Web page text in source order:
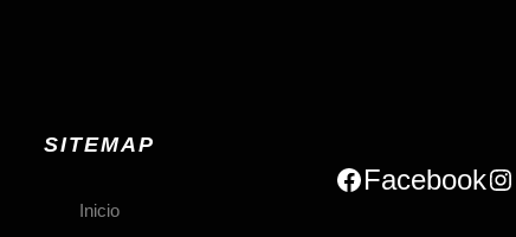
SITEMAP
Inicio
Facebook